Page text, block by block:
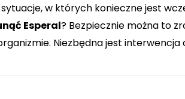
w których konieczne jest
Esperal? Bezpiecznie można to
Niezbędna jest interwencja